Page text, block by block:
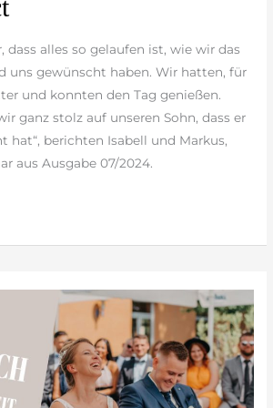
dass alles so gelaufen ist, wie wir das
uns gewünscht haben. Wir hatten, für
und konnten den Tag genießen.
ganz stolz auf unseren Sohn, dass er
berichten Isabell und Markus,
aus Ausgabe 07/2024.